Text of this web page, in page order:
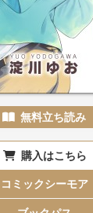
無料立ち読み
購入はこちら
コミックシーモア